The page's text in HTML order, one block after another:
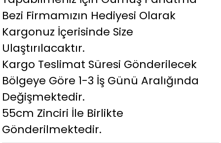
Bezi Firmamızın Hediyesi Olarak
Kargonuz İçerisinde Size
Ulaştırılacaktır.
Kargo Teslimat Süresi Gönderilecek
Bölgeye Göre 1-3 İş Günü Aralığında
Değişmektedir.
55cm Zinciri İle Birlikte
Gönderilmektedir.